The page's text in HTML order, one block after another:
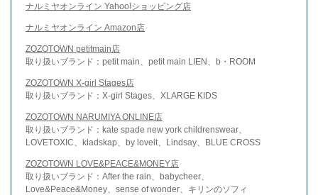
ナルミヤオンライン Yahoo!ショッピング店
ナルミヤオンライン Amazon店
ZOZOTOWN petitmain店
取り扱いブランド：petit main、petit main LIEN、b・ROOM
ZOZOTOWN X-girl Stages店
取り扱いブランド：X-girl Stages、XLARGE KIDS
ZOZOTOWN NARUMIYA ONLINE店
取り扱いブランド：kate spade new york childrenswear、
LOVETOXIC、kladskap、by loveit、Lindsay、BLUE CROSS
ZOZOTOWN LOVE&PEACE&MONEY店
取り扱いブランド：After the rain、babycheer、
Love&Peace&Money、sense of wonder、キリンのソフィ